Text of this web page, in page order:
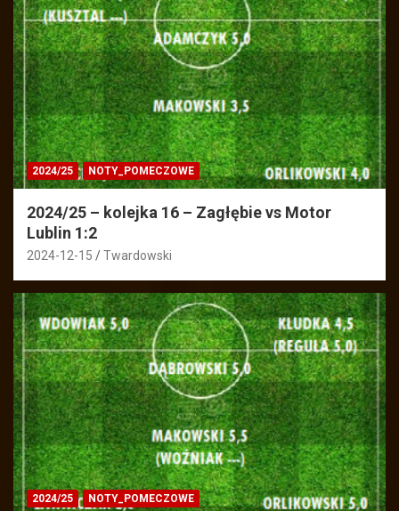
2024/25 NOTY_POMECZOWE
2024/25 – kolejka 16 – Zagłębie vs Motor
Lublin 1:2
2024-12-15 Twardowski
2024/25 NOTY_POMECZOWE